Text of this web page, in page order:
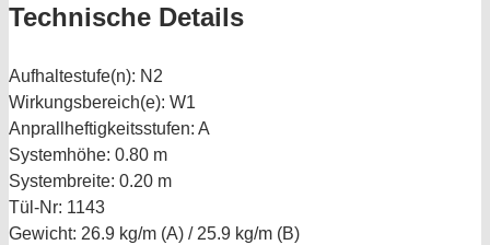
Technische Details
Aufhaltestufe(n): N2
Wirkungsbereich(e): W1
Anprallheftigkeitsstufen: A
Systemhöhe: 0.80 m
Systembreite: 0.20 m
Tül-Nr: 1143
Gewicht: 26.9 kg/m (A) / 25.9 kg/m (B)